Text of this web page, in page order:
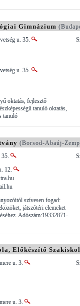
Gimnázium
u. 35.
u. 35.
oktatás, fejlesztő
tanuló oktatás,
tanuló
(Borsod-Abaúj-
12.
szívesen fogad:
játszótéri elemeket
Adószám:19332871-
Előkészítő
u. 3.
u. 3.